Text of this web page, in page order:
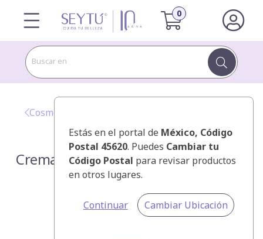
Buscar en
Estás en el portal de México, Código
Postal 45620. Puedes Cambiar tu
Código Postal para revisar productos
en otros lugares.
Continuar Cambiar Ubicación
Cosméticos SEYTÚ
Crema para Contorno de Ojos